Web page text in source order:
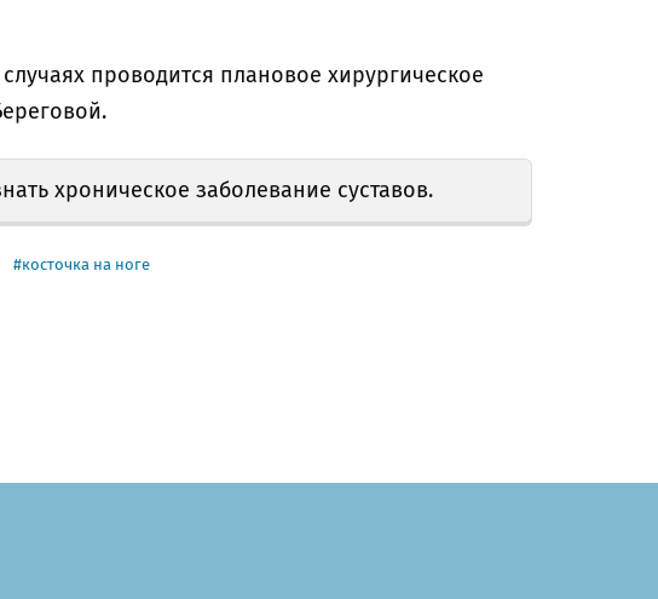
проводится плановое хирургическое
хроническое заболевание суставов.
косточка на ноге